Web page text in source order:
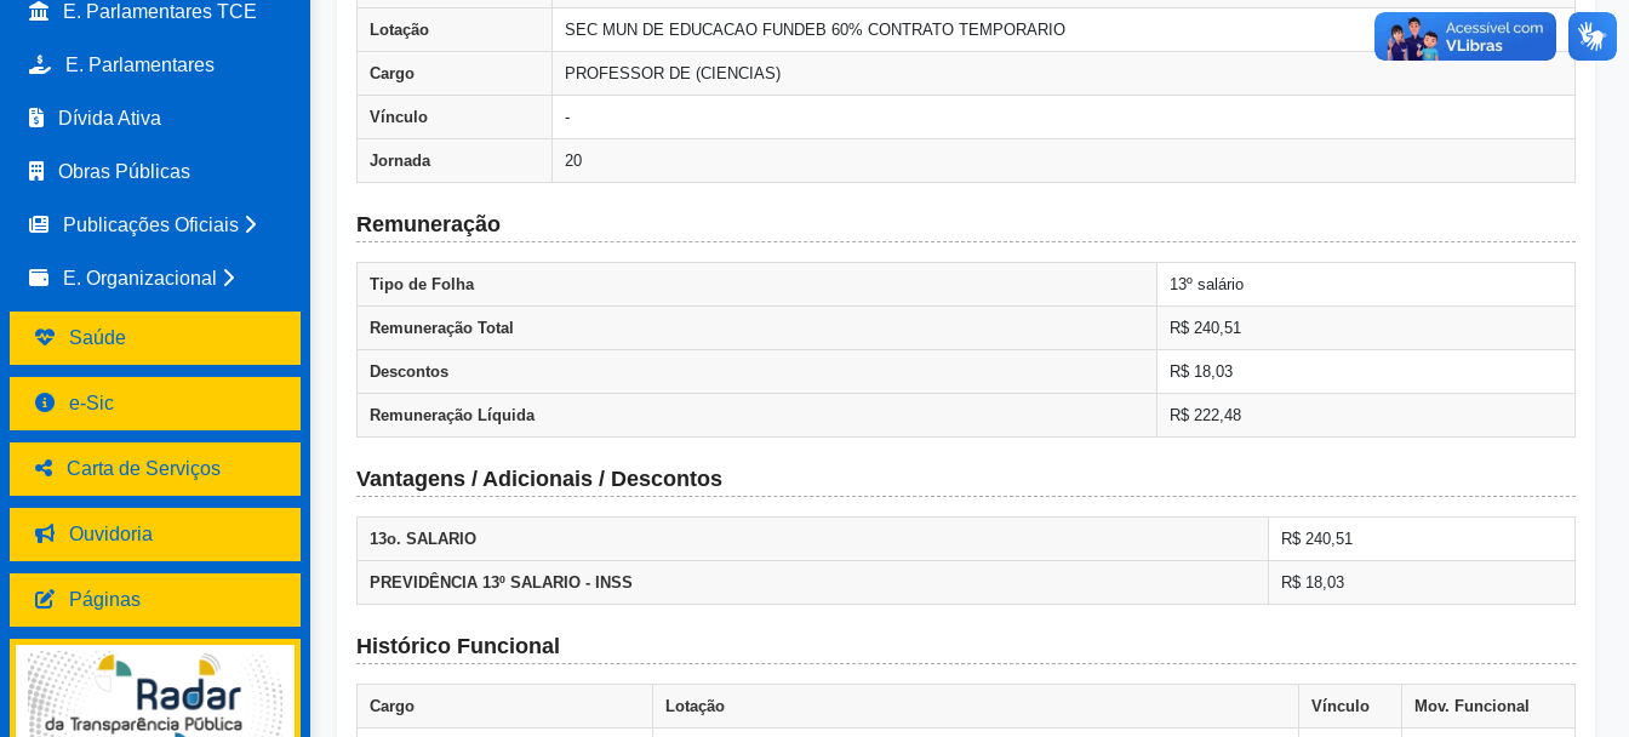
E. Parlamentares TCE
E. Parlamentares
Dívida Ativa
Obras Públicas
Publicações Oficiais
E. Organizacional
Saúde
e-Sic
Carta de Serviços
Ouvidoria
Páginas
Lotação SEC MUN DE EDUCACAO FUNDEB 60% CONTRATO TEMPORARIO
Cargo PROFESSOR DE (CIENCIAS)
Vínculo -
Jornada 20
Remuneração
Tipo de Folha 13º salário
Remuneração Total R$ 240,51
Descontos R$ 18,03
Remuneração Líquida R$ 222,48
Vantagens / Adicionais / Descontos
13o. SALARIO R$ 240,51
PREVIDÊNCIA 13º SALARIO - INSS R$ 18,03
Histórico Funcional
Cargo Lotação Vínculo Mov. Funcional